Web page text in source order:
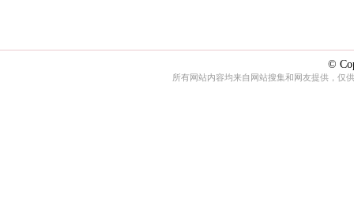
©
所有网站内容均来自网站搜集和网友提供，仅